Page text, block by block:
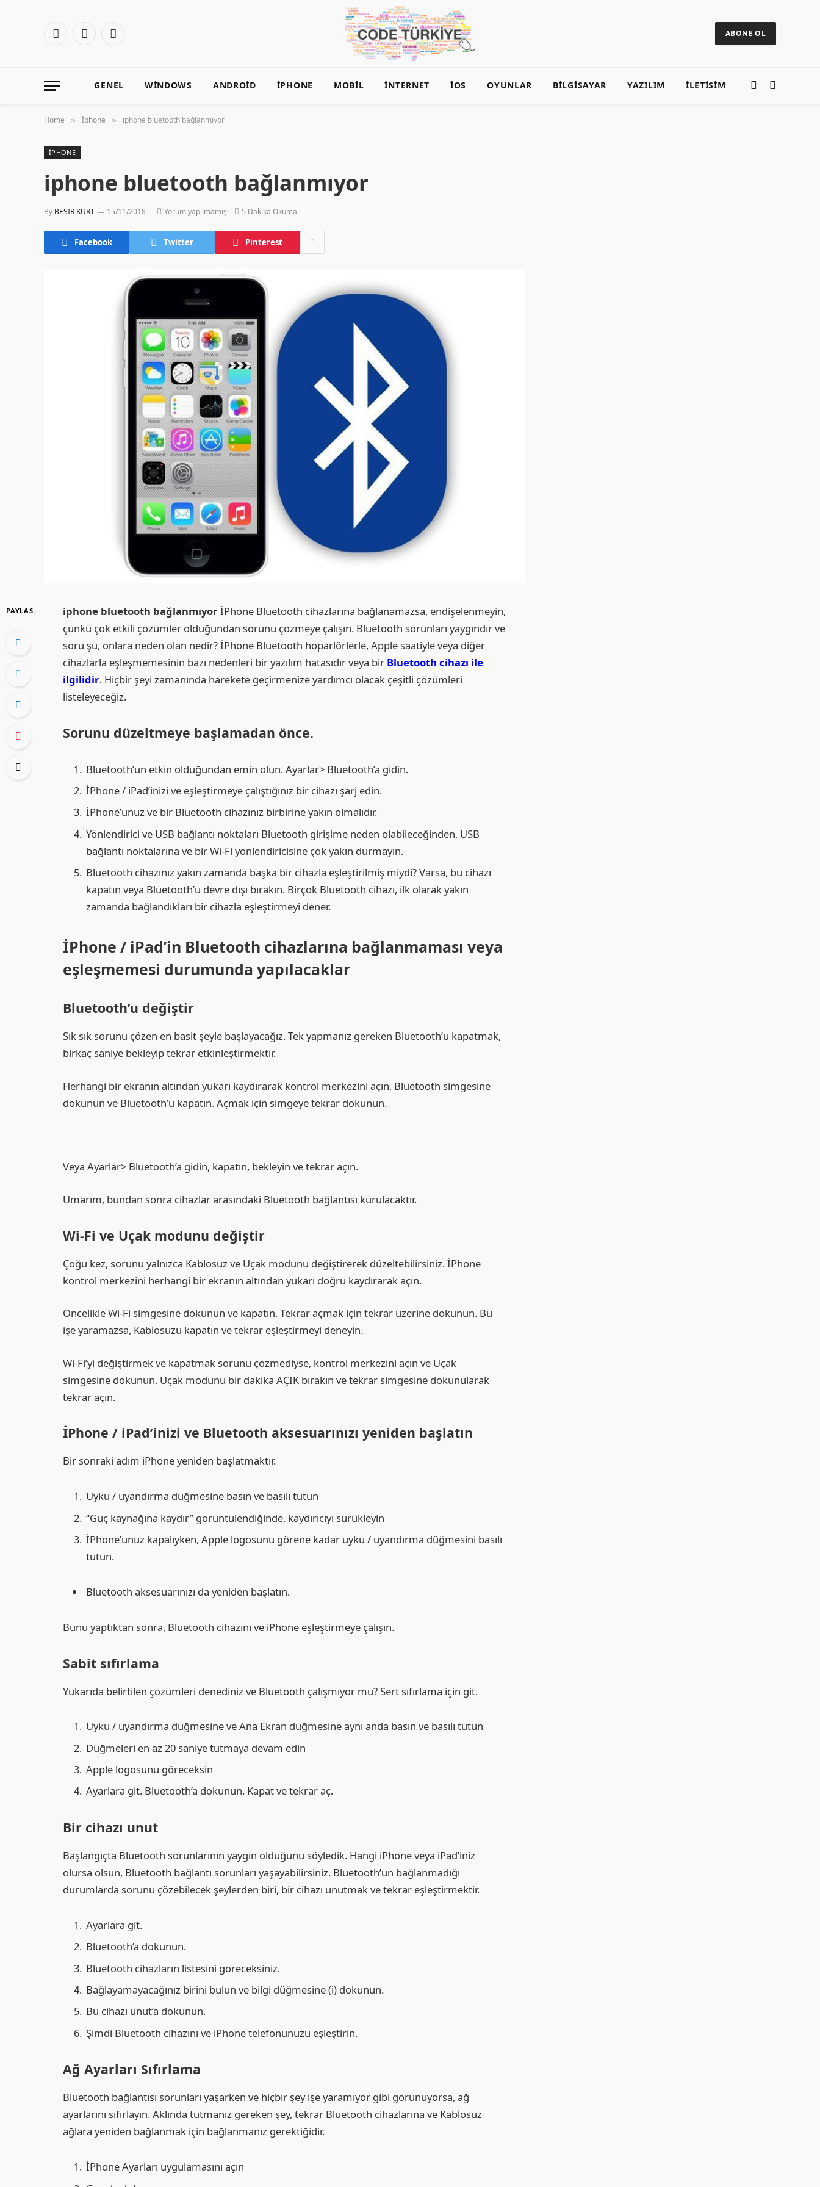
Facebook
X
Instagram ABONE OL
GENEL WINDOWS ANDROID İPHONE MOBIL İNTERNET İOS OYUNLAR BILGISAYAR YAZILIM ILETISIM
Home » İphone » iphone bluetooth bağlanmıyor
İPHONE
iphone bluetooth bağlanmıyor
By BESIR KURT 15/11/2018 Yorum yapılmamış 5 Dakika Okuma
Facebook Twitter Pinterest
PAYLAS. iphone bluetooth bağlanmıyorİPhone Bluetooth cihazlarına bağlanamazsa, endişelenmeyin,
çünkü çok etkili çözümler olduğundan sorunu çözmeye çalışın. Bluetooth sorunları yaygındır ve
soru şu, onlara neden olan nedir? İPhone Bluetooth hoparlörlerle, Apple saatiyle veya diğer
cihazlarla eşleşmemesinin bazı nedenleri bir yazılım hatasıdır veya bir Bluetooth cihazı ile
ilgilidir. Hiçbir şeyi zamanında harekete geçirmenize yardımcı olacak çeşitli çözümleri
listeleyeceğiz.
Sorunu düzeltmeye başlamadan önce.
Bluetooth’un etkin olduğundan emin olun. Ayarlar> Bluetooth’a gidin.
İPhone / iPad’inizi ve eşleştirmeye çalıştığınız bir cihazı şarj edin.
İPhone’unuz ve bir Bluetooth cihazınız birbirine yakın olmalıdır.
Yönlendirici ve USB bağlantı noktaları Bluetooth girişime neden olabileceğinden, USB
bağlantı noktalarına ve bir Wi-Fi yönlendiricisine çok yakın durmayın.
Bluetooth cihazınız yakın zamanda başka bir cihazla eşleştirilmiş miydi? Varsa, bu cihazı
kapatın veya Bluetooth’u devre dışı bırakın. Birçok Bluetooth cihazı, ilk olarak yakın
zamanda bağlandıkları bir cihazla eşleştirmeyi dener.
İPhone / iPad’in Bluetooth cihazlarına bağlanmaması veya
eşleşmemesi durumunda yapılacaklar
Bluetooth’u değiştir
Sık sık sorunu çözen en basit şeyle başlayacağız. Tek yapmanız gereken Bluetooth’u kapatmak,
birkaç saniye bekleyip tekrar etkinleştirmektir.
Herhangi bir ekranın altından yukarı kaydırarak kontrol merkezini açın, Bluetooth simgesine
dokunun ve Bluetooth’u kapatın. Açmak için simgeye tekrar dokunun.
Veya Ayarlar> Bluetooth’a gidin, kapatın, bekleyin ve tekrar açın.
Umarım, bundan sonra cihazlar arasındaki Bluetooth bağlantısı kurulacaktır.
Wi-Fi ve Uçak modunu değiştir
Çoğu kez, sorunu yalnızca Kablosuz ve Uçak modunu değiştirerek düzeltebilirsiniz. İPhone
kontrol merkezini herhangi bir ekranın altından yukarı doğru kaydırarak açın.
Öncelikle Wi-Fi simgesine dokunun ve kapatın. Tekrar açmak için tekrar üzerine dokunun. Bu
işe yaramazsa, Kablosuzu kapatın ve tekrar eşleştirmeyi deneyin.
Wi-Fi’yi değiştirmek ve kapatmak sorunu çözmediyse, kontrol merkezini açın ve Uçak
simgesine dokunun. Uçak modunu bir dakika AÇIK bırakın ve tekrar simgesine dokunularak
tekrar açın.
İPhone / iPad’inizi ve Bluetooth aksesuarınızı yeniden başlatın
Bir sonraki adım iPhone yeniden başlatmaktır.
Uyku / uyandırma düğmesine basın ve basılı tutun
“Güç kaynağına kaydır” görüntülendiğinde, kaydırıcıyı sürükleyin
İPhone’unuz kapalıyken, Apple logosunu görene kadar uyku / uyandırma düğmesini basılı
tutun.
Bluetooth aksesuarınızı da yeniden başlatın.
Bunu yaptıktan sonra, Bluetooth cihazını ve iPhone eşleştirmeye çalışın.
Sabit sıfırlama
Yukarıda belirtilen çözümleri denediniz ve Bluetooth çalışmıyor mu? Sert sıfırlama için git.
Uyku / uyandırma düğmesine ve Ana Ekran düğmesine aynı anda basın ve basılı tutun
Düğmeleri en az 20 saniye tutmaya devam edin
Apple logosunu göreceksin
Ayarlara git. Bluetooth’a dokunun. Kapat ve tekrar aç.
Bir cihazı unut
Başlangıçta Bluetooth sorunlarının yaygın olduğunu söyledik. Hangi iPhone veya iPad’iniz
olursa olsun, Bluetooth bağlantı sorunları yaşayabilirsiniz. Bluetooth’un bağlanmadığı
durumlarda sorunu çözebilecek şeylerden biri, bir cihazı unutmak ve tekrar eşleştirmektir.
Ayarlara git.
Bluetooth’a dokunun.
Bluetooth cihazların listesini göreceksiniz.
Bağlayamayacağınız birini bulun ve bilgi düğmesine (i) dokunun.
Bu cihazı unut’a dokunun.
Şimdi Bluetooth cihazını ve iPhone telefonunuzu eşleştirin.
Ağ Ayarları Sıfırlama
Bluetooth bağlantısı sorunları yaşarken ve hiçbir şey işe yaramıyor gibi görünüyorsa, ağ
ayarlarını sıfırlayın. Aklında tutmanız gereken şey, tekrar Bluetooth cihazlarına ve Kablosuz
ağlara yeniden bağlanmak için bağlanmanız gerektiğidir.
İPhone Ayarları uygulamasını açın